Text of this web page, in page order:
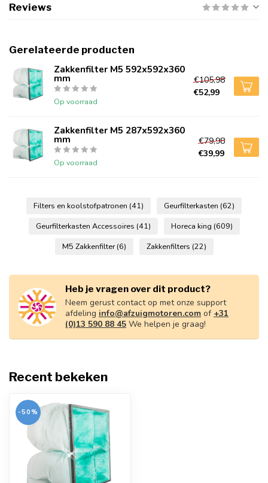
Reviews
Gerelateerde producten
Zakkenfilter M5 592x592x360
mm
Op voorraad
€105,98
€52,99
Zakkenfilter M5 287x592x360
mm
Op voorraad
€79,98
€39,99
Filters en koolstofpatronen (41) Geurfilterkasten (62)
Geurfilterkasten Accessoires (41) Horeca king (609)
M5 Zakkenfilter(6) Zakkenfilters (22)
Heb je vragen over dit product?
Neem gerust contact op met onze support
afdeling info@afzuigmotoren.com of +31
(0)13 590 88 45 We helpen je graag!
Recent bekeken
-50%